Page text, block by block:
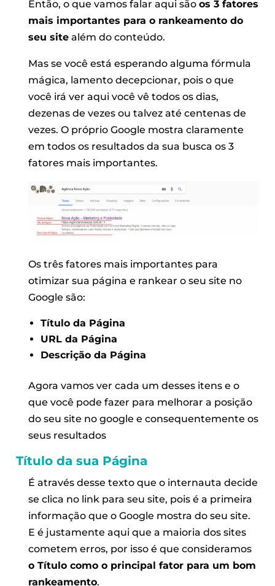
Então, o que vamos falar aqui sãoos 3 fatores
mais importantes para o rankeamento do
seu site além do conteúdo.
Mas se você está esperando alguma fórmula
mágica, lamento decepcionar, pois o que
você irá ver aqui você vê todos os dias,
dezenas de vezes ou talvez até centenas de
vezes. O próprio Google mostra claramente
em todos os resultados da sua busca os 3
fatores mais importantes.
Os três fatores mais importantes para
otimizar sua página e rankear o seu site no
Google são:
Título da Página
URL da Página
Descrição da Página
Agora vamos ver cada um desses itens e o
que você pode fazer para melhorar a posição
do seu site no google e consequentemente os
seus resultados
Título da sua Página
É através desse texto que o internauta decide
se clica no link para seu site, pois é a primeira
informação que o Google mostra do seu site.
E é justamente aqui que a maioria dos sites
cometem erros, por isso é que consideramos
o Título como o principal fator para um bom
rankeamento.